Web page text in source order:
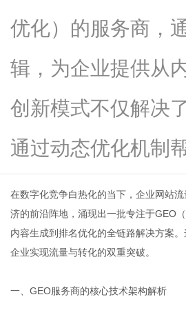
优化）的服务商，
辑，为企业提供从
创新模式不仅解决
通过动态优化机制
在数字化竞争白热化的当下，企业网站
济的前沿阵地，涌现出一批专注于GEO
内容生成到排名优化的全链路解决方案
企业实现流量与转化的双重突破。
一、GEO服务商的核心技术架构解析